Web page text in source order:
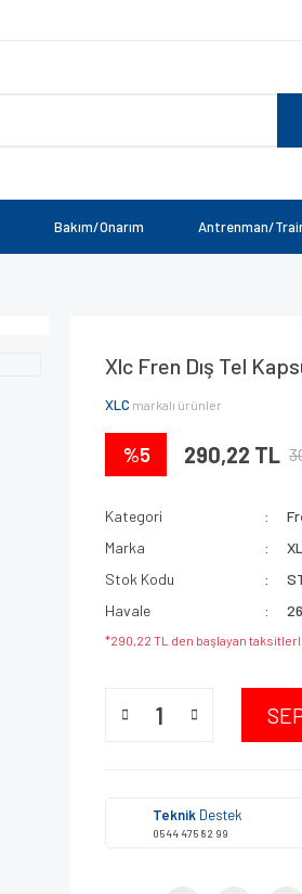
Bakım/Onarım Antrenman/
Xlc Fren Dış Tel
XLC markalı ürünler
%5 290,22 TL
Kategori
Marka
Stok Kodu
Havale
*290,22 TL den başlayan
Teknik Destek
0544 475 82 99